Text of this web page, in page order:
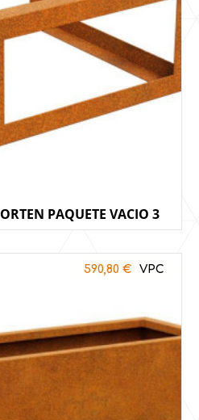
PAQUETE VACIO 3
590,80 €